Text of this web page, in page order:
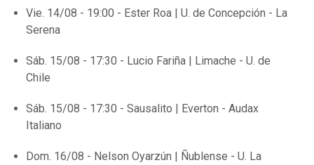
Vie. 14/08 - 19:00 - Ester Roa | U. de Concepción - La
Serena
Sáb. 15/08 - 17:30 - Lucio Fariña | Limache - U. de
Chile
Sáb. 15/08 - 17:30 - Sausalito | Everton - Audax
Italiano
Dom. 16/08 - Nelson Oyarzún | Ñublense - U. La